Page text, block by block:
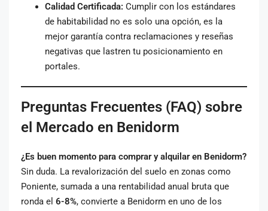
Calidad Certificada: Cumplir con los estándares
de habitabilidad no es solo una opción, es la
mejor garantía contra reclamaciones y reseñas
negativas que lastren tu posicionamiento en
portales.
Preguntas Frecuentes (FAQ) sobre
el Mercado en Benidorm
¿Es buen momento para comprar y alquilar en Benidorm?
Sin duda. La revalorización del suelo en zonas como
Poniente, sumada a una rentabilidad anual bruta que
ronda el 6-8%, convierte a Benidorm en uno de los